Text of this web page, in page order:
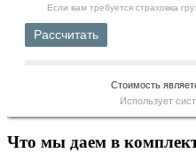
Если вам требуется страховка
Рассчитать
Стоимость
Использует
Что мы даем в